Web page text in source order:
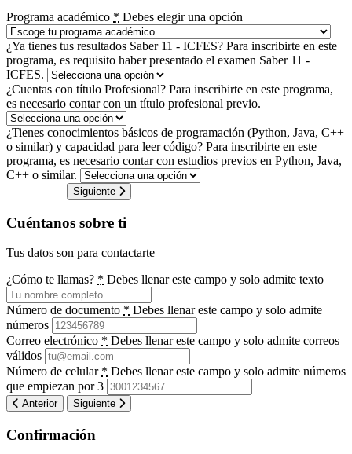
Programa académico * Debes elegir una opción
¿Ya tienes tus resultados Saber 11 - ICFES? Para inscribirte en este
programa, es requisito haber presentado el examen Saber 11 -
ICFES.
¿Cuentas con título Profesional? Para inscribirte en este programa,
es necesario contar con un título profesional previo.
¿Tienes conocimientos básicos de programación (Python, Java, C++
o similar) y capacidad para leer código? Para inscribirte en este
programa, es necesario contar con estudios previos en Python, Java,
C++ o similar.
Siguiente
Cuéntanos sobre ti
Tus datos son para contactarte
¿Cómo te llamas? * Debes llenar este campo y solo admite texto
Número de documento * Debes llenar este campo y solo admite
números
Correo electrónico * Debes llenar este campo y solo admite correos
válidos
Número de celular * Debes llenar este campo y solo admite números
que empiezan por 3
Anterior Siguiente
Confirmación